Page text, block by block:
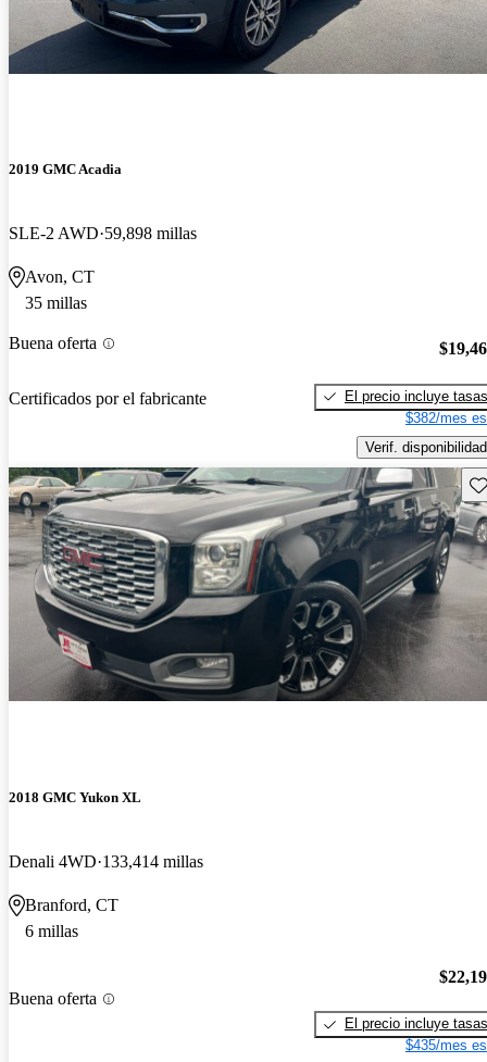
2019 GMC Acadia
SLE-2 AWD 59,898 millas
Avon, CT
35 millas
Buena oferta
Certificados por el fabricante
El precio incluye tasas
$382/mes
Verif. disponibilidad
2018 GMC Yukon XL
Denali 4WD 133,414 millas
Branford, CT
6 millas
Buena oferta
El precio incluye tasas
$435/mes